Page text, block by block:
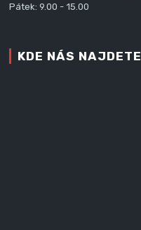
Pátek: 9.00 - 15.00
KDE NÁS NAJDETE